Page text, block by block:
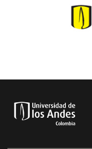
Skip to main content